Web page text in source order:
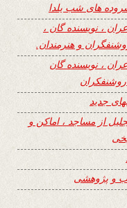
های شب یلدا
، نویسنده گان ،
و هنرمندان.
، نویسنده گان
روشنفکران
جدید
از مساجد ، اماکن و
و پژوهشی